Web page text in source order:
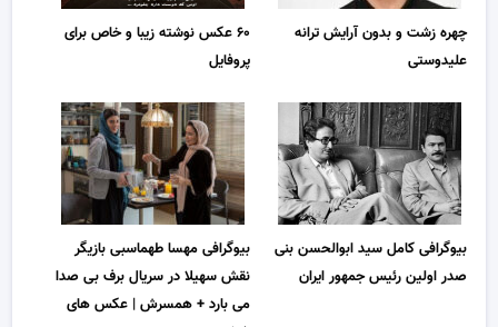
چهره زشت و بدون آرایش ترانه
علیدوستی
۶۰ عکس نوشته زیبا و خاص برای
پروفایل
بیوگرافی کامل سید ابوالحسن بنی
صدر اولین رئیس جمهور ایران
بیوگرافی مهسا طهماسبی بازیگر
نقش سهیلا در سریال برف بی صدا
می بارد + همسرش | عکس های